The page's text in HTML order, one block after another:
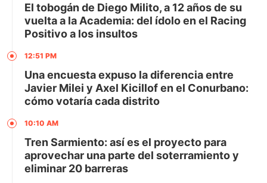
El tobogán de Diego Milito, a 12 años de su
vuelta a la Academia: del ídolo en el Racing
Positivo a los insultos
12:51 PM
Una encuesta expuso la diferencia entre
Javier Milei y Axel Kicillof en el Conurbano:
cómo votaría cada distrito
10:10 AM
Tren Sarmiento: así es el proyecto para
aprovechar una parte del soterramiento y
eliminar 20 barreras